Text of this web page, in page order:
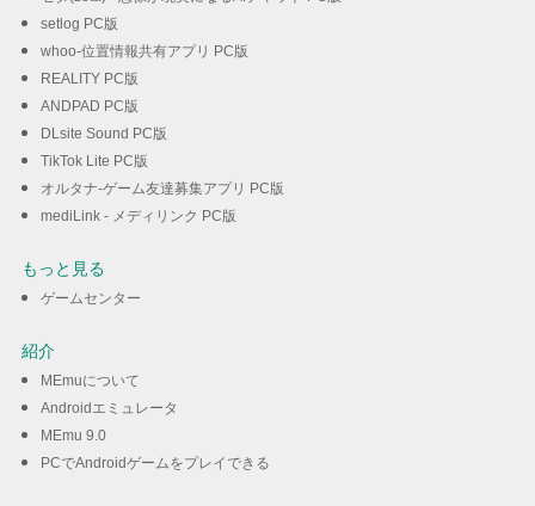
setlog PC版
whoo-位置情報共有アプリ PC版
REALITY PC版
ANDPAD PC版
DLsite Sound PC版
TikTok Lite PC版
オルタナ-ゲーム友達募集アプリ PC版
mediLink - メディリンク PC版
もっと見る
ゲームセンター
紹介
MEmuについて
Androidエミュレータ
MEmu 9.0
PCでAndroidゲームをプレイできる